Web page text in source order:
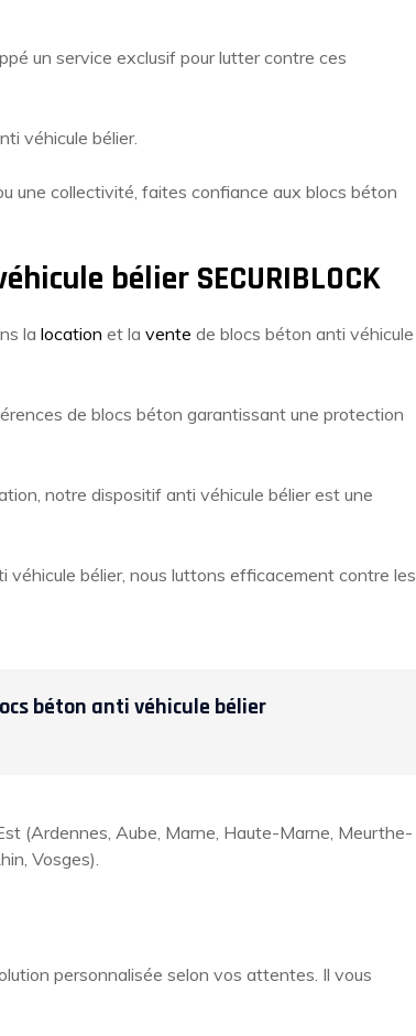
un service exclusif pour lutter contre ces
véhicule bélier.
une collectivité, faites confiance aux blocs béton
bélier SECURIBLOCK
la location et la vente de blocs béton anti véhicule
de blocs béton garantissant une protection
notre dispositif anti véhicule bélier est une
bélier, nous luttons efficacement contre les
béton anti véhicule bélier
(Ardennes, Aube, Marne, Haute-Marne, Meurthe-
Vosges).
personnalisée selon vos attentes. Il vous